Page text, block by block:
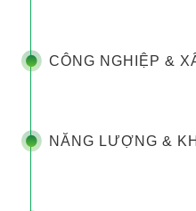
CÔNG NGHIỆP &
NĂNG LƯỢNG &